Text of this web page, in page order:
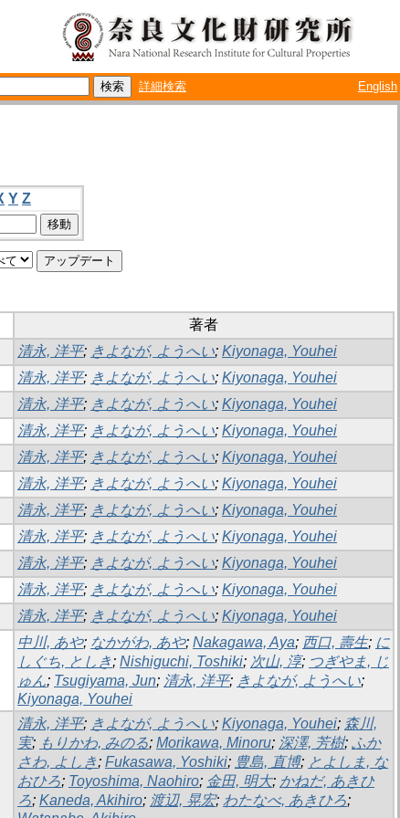
詳細検索 English
Y Z
著者
清永, 洋平; きよなが, ようへい; Kiyonaga, Youhei
清永, 洋平; きよなが, ようへい; Kiyonaga, Youhei
清永, 洋平; きよなが, ようへい; Kiyonaga, Youhei
清永, 洋平; きよなが, ようへい; Kiyonaga, Youhei
清永, 洋平; きよなが, ようへい; Kiyonaga, Youhei
清永, 洋平; きよなが, ようへい; Kiyonaga, Youhei
清永, 洋平; きよなが, ようへい; Kiyonaga, Youhei
清永, 洋平; きよなが, ようへい; Kiyonaga, Youhei
清永, 洋平; きよなが, ようへい; Kiyonaga, Youhei
清永, 洋平; きよなが, ようへい; Kiyonaga, Youhei
清永, 洋平; きよなが, ようへい; Kiyonaga, Youhei
中川, あや; なかがわ, あや; Nakagawa, Aya; 西口, 壽生; に
しぐち, としき; Nishiguchi, Toshiki; 次山, 淳; つぎやま, じ
ゅん; Tsugiyama, Jun; 清永, 洋平; きよなが, ようへい;
Kiyonaga, Youhei
清永, 洋平; きよなが, ようへい; Kiyonaga, Youhei; 森川,
実; もりかわ, みのる; Morikawa, Minoru; 深澤, 芳樹; ふか
さわ, よしき; Fukasawa, Yoshiki; 豊島, 直博; とよしま, な
おひろ; Toyoshima, Naohiro; 金田, 明大; かねだ, あきひ
ろ; Kaneda, Akihiro; 渡辺, 晃宏; わたなべ, あきひろ;